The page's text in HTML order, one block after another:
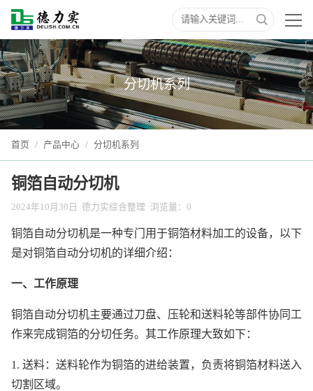
分切机系列
首页 / 产品中心 / 分切机系列
铜箔自动分切机
2024年10月30日 德力实综合整理 浏览量： 0
铜箔自动分切机是一种专门用于铜箔材料加工的设备，以下
是对铜箔自动分切机的详细介绍：
一、工作原理
铜箔自动分切机主要通过刀盘、压轮和送料轮等部件协同工
作来完成铜箔的分切任务。其工作原理大致如下：
1. 送料：送料轮作为铜箔的进给装置，负责将铜箔材料送入
切割区域。